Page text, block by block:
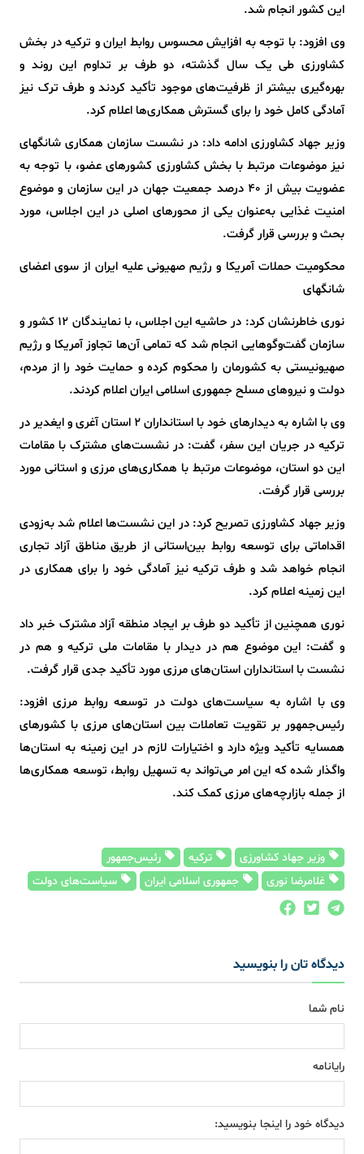
این کشور انجام شد.
وی افزود: با توجه به افزایش محسوس روابط ایران و ترکیه در بخش
کشاورزی طی یک سال گذشته، دو طرف بر تداوم این روند و
بهره‌گیری بیشتر از ظرفیت‌های موجود تأکید کردند و طرف ترک نیز
آمادگی کامل خود را برای گسترش همکاری‌ها اعلام کرد.
وزیر جهاد کشاورزی ادامه داد: در نشست سازمان همکاری شانگهای
نیز موضوعات مرتبط با بخش کشاورزی کشورهای عضو، با توجه به
عضویت بیش از ۴۰ درصد جمعیت جهان در این سازمان و موضوع
امنیت غذایی به‌عنوان یکی از محورهای اصلی در این اجلاس، مورد
بحث و بررسی قرار گرفت.
محکومیت حملات آمریکا و رژیم صهیونی علیه ایران از سوی اعضای
شانگهای
نوری خاطرنشان کرد: در حاشیه این اجلاس، با نمایندگان ۱۲ کشور و
سازمان گفت‌وگوهایی انجام شد که تمامی آن‌ها تجاوز آمریکا و رژیم
صهیونیستی به کشورمان را محکوم کرده و حمایت خود را از مردم،
دولت و نیروهای مسلح جمهوری اسلامی ایران اعلام کردند.
وی با اشاره به دیدارهای خود با استانداران ۲ استان آغری و ایغدیر در
ترکیه در جریان این سفر، گفت: در نشست‌های مشترک با مقامات
این دو استان، موضوعات مرتبط با همکاری‌های مرزی و استانی مورد
بررسی قرار گرفت.
وزیر جهاد کشاورزی تصریح کرد: در این نشست‌ها اعلام شد به‌زودی
اقداماتی برای توسعه روابط بین‌استانی از طریق مناطق آزاد تجاری
انجام خواهد شد و طرف ترکیه نیز آمادگی خود را برای همکاری در
این زمینه اعلام کرد.
نوری همچنین از تأکید دو طرف بر ایجاد منطقه آزاد مشترک خبر داد
و گفت: این موضوع هم در دیدار با مقامات ملی ترکیه و هم در
نشست با استانداران استان‌های مرزی مورد تأکید جدی قرار گرفت.
وی با اشاره به سیاست‌های دولت در توسعه روابط مرزی افزود:
رئیس‌جمهور بر تقویت تعاملات بین استان‌های مرزی با کشورهای
همسایه تأکید ویژه دارد و اختیارات لازم در این زمینه به استان‌ها
واگذار شده که این امر می‌تواند به تسهیل روابط، توسعه همکاری‌ها
از جمله بازارچه‌های مرزی کمک کند.
وزیر جهاد کشاورزی ترکیه
رئیس‌جمهور
غلامرضا نوری
جمهوری اسلامی ایران سیاست‌های دولت
دیدگاه تان را بنویسید
نام شما
رایانامه
دیدگاه خود را اینجا بنویسید: